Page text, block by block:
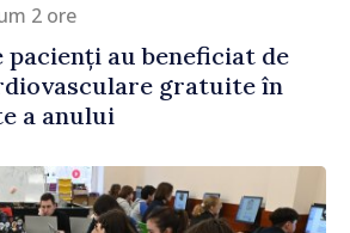
2 ore
pacienți au beneficiat de
gratuite în
a anului